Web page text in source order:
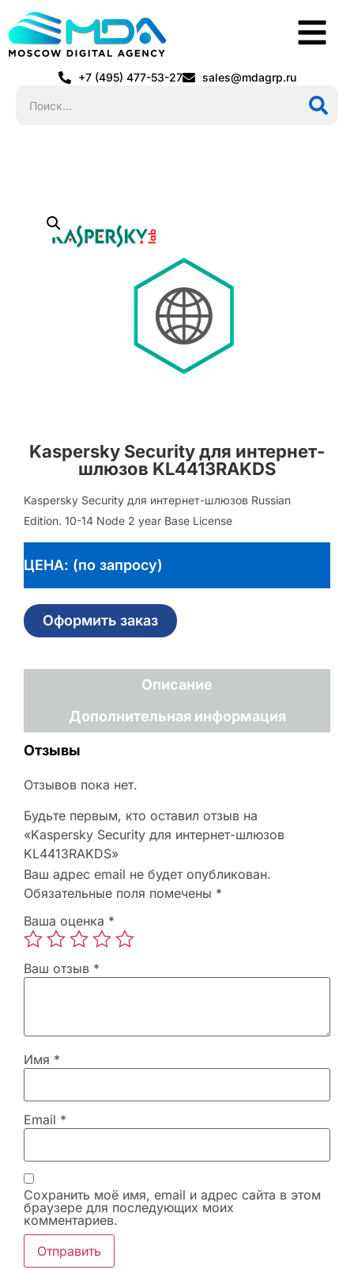
+7 (495) 477-53-27 sales@mdagrp.ru
Kaspersky Security для интернет-
шлюзов KL4413RAKDS
Kaspersky Security для интернет-шлюзов Russian
Edition. 10-14 Node 2 year Base License
ЦЕНА: (по запросу)
Оформить заказ
Описание
Дополнительная информация
Отзывы
Отзывов пока нет.
Будьте первым, кто оставил отзыв на
«Kaspersky Security для интернет-шлюзов
KL4413RAKDS»
Ваш адрес email не будет опубликован.
Обязательные поля помечены *
Ваша оценка *
Ваш отзыв *
Имя *
Email *
Сохранить моё имя, email и адрес сайта в этом
браузере для последующих моих
комментариев.